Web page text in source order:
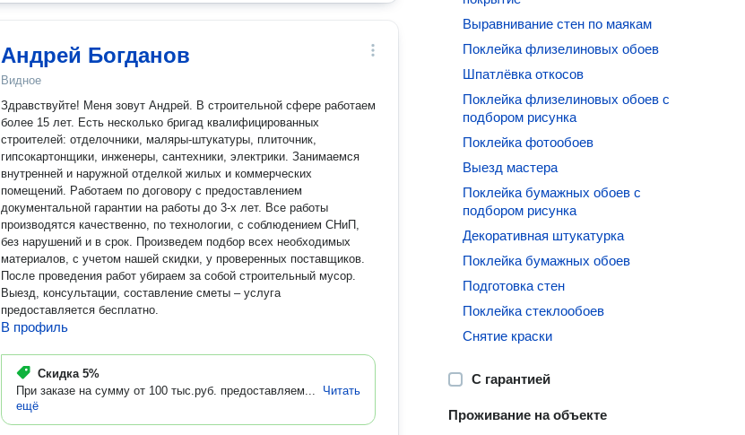
Андрей Богданов
Видное
Здравствуйте! Меня зовут Андрей. В строительной сфере работаем
более 15 лет. Есть несколько бригад квалифицированных
строителей: отделочники, маляры-штукатуры, плиточник,
гипсокартонщики, инженеры, сантехники, электрики. Занимаемся
внутренней и наружной отделкой жилых и коммерческих
помещений. Работаем по договору с предоставлением
документальной гарантии на работы до 3-х лет. Все работы
производятся качественно, по технологии, с соблюдением СНиП,
без нарушений и в срок. Произведем подбор всех необходимых
материалов, с учетом нашей скидки, у проверенных поставщиков.
После проведения работ убираем за собой строительный мусор.
Выезд, консультации, составление сметы – услуга
предоставляется бесплатно.
В профиль
Скидка 5%
При заказе на сумму от 100 тыс.руб. предоставляем...
Читать
ещё
Выравнивание стен по маякам
Поклейка флизелиновых обоев
Шпатлёвка откосов
Поклейка флизелиновых обоев с
подбором рисунка
Поклейка фотообоев
Выезд мастера
Поклейка бумажных обоев с
подбором рисунка
Декоративная штукатурка
Поклейка бумажных обоев
Подготовка стен
Поклейка стеклообоев
Снятие краски
С гарантией
Проживание на объекте